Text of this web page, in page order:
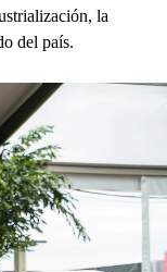
la
del país.